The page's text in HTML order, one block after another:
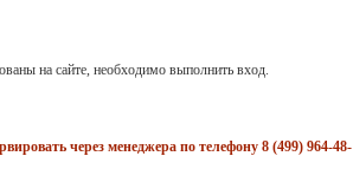
на сайте, необходимо выполнить вход.
через менеджера по телефону 8 (499) 964-48-